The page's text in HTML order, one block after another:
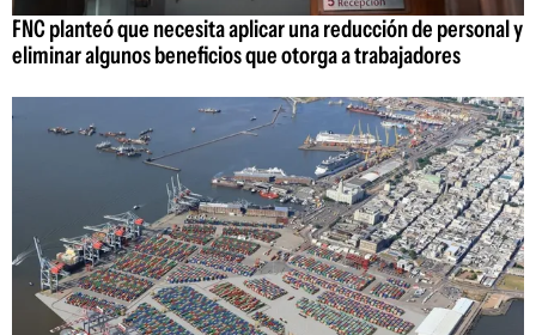
FNC planteó que necesita aplicar una reducción de personal y
eliminar algunos beneficios que otorga a trabajadores